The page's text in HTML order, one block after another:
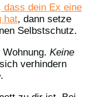
dass dein Ex eine
hat, dann setze
Selbstschutz.
Keine
verhindern
.